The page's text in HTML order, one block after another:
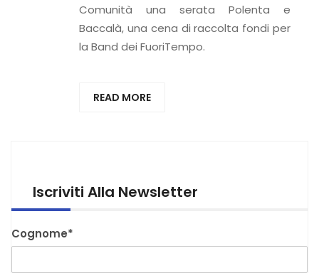
Comunità una serata Polenta e
Baccalà, una cena di raccolta fondi per
la Band dei FuoriTempo.
READ MORE
Iscriviti Alla Newsletter
Cognome*